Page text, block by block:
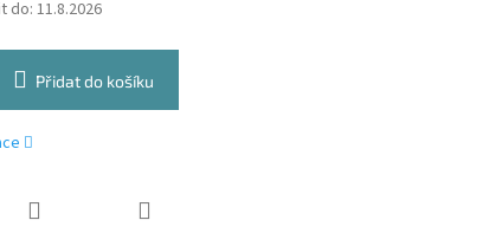
do: 11.8.2026
Přidat do košíku